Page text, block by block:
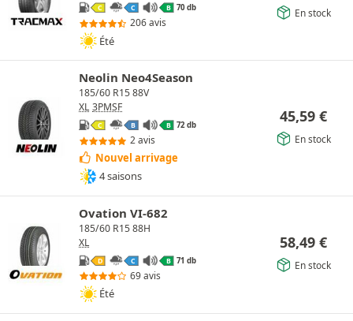
C C B 70 db
206 avis
Été
En stock
Neolin Neo4Season
185/60 R15 88V
XL 3PMSF
C B B 72 db
2 avis
Nouvel arrivage
4 saisons
45,59 €
En stock
Ovation VI-682
185/60 R15 88H
XL
D C B 71 db
69 avis
Été
58,49 €
En stock